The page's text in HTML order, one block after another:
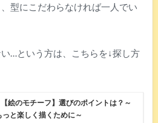
型にこだわらなければ一人でい
…という方は、こちらを↓探し方
【絵のモチーフ】選びのポイントは？～
っと楽しく描くために～